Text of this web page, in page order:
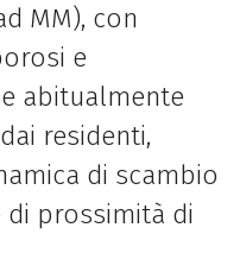
MM), con
e
abitualmente
residenti,
di scambio
prossimità di